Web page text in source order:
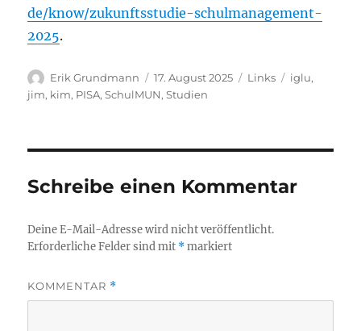
de/know/zukunftsstudie-schulmanagement-
2025.
Autor
Erik Grundmann
Veröffentlicht
am
17. August 2025 Kategorien
Links Schlagwörter
iglu,
jim, kim, PISA,SchulMUN,Studien
Schreibe einen Kommentar
Deine E-Mail-Adresse wird nicht veröffentlicht.
Erforderliche Felder sind mit *markiert
KOMMENTAR *